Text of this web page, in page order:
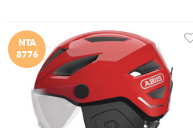
NTA
8776